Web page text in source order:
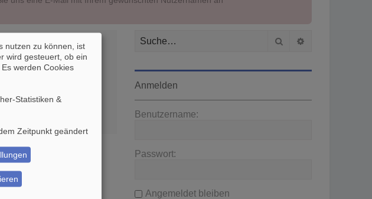
Suche
Anmelden
Benutzername:
Passwort:
Angemeldet bleiben
nutzen zu können, ist
wird gesteuert, ob ein
werden Cookies
Statistiken &
Zeitpunkt geändert